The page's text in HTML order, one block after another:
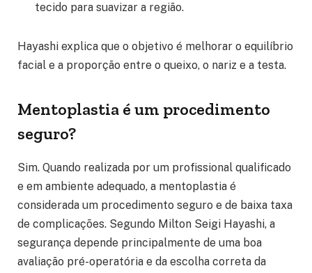
tecido para suavizar a região.
Hayashi explica que o objetivo é melhorar o equilíbrio
facial e a proporção entre o queixo, o nariz e a testa.
Mentoplastia é um procedimento
seguro?
Sim. Quando realizada por um profissional qualificado
e em ambiente adequado, a mentoplastia é
considerada um procedimento seguro e de baixa taxa
de complicações. Segundo Milton Seigi Hayashi, a
segurança depende principalmente de uma boa
avaliação pré-operatória e da escolha correta da